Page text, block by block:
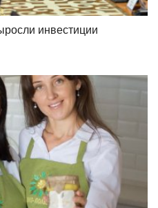
инвестиции